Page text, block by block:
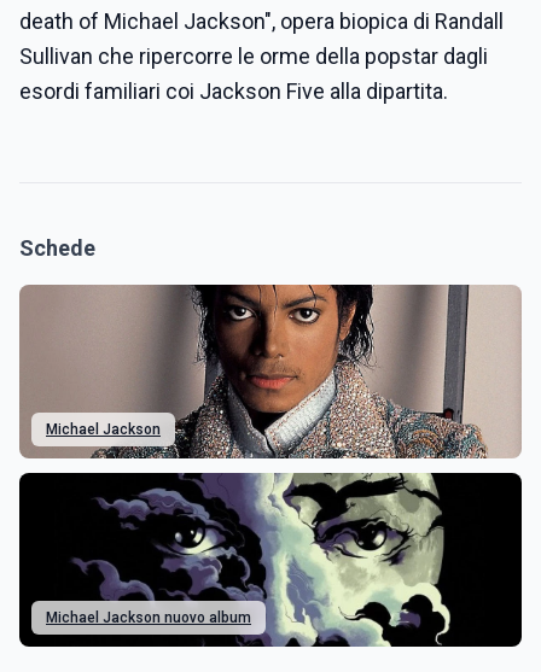
death of Michael Jackson", opera biopica di Randall
Sullivan che ripercorre le orme della popstar dagli
esordi familiari coi Jackson Five alla dipartita.
Schede
Michael Jackson
Michael Jackson nuovo album